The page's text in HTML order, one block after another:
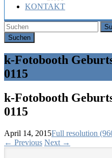
KONTAKT
k-Fotobooth
0115
k-Fotobooth
0115
April 14, 2015Full resolution
← Previous Next →